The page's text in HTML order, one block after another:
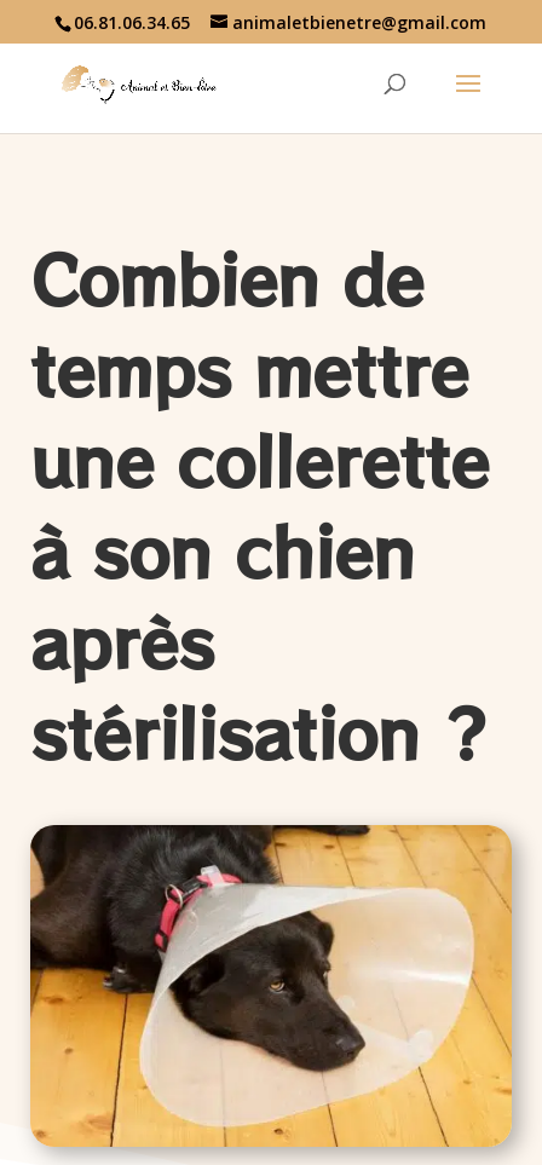
06.81.06.34.65 animaletbienetre@gmail.com
Combien de
temps mettre
une collerette
à son chien
après
stérilisation ?